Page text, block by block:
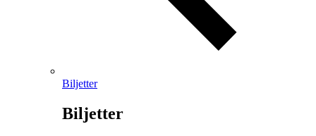
Biljetter
Biljetter